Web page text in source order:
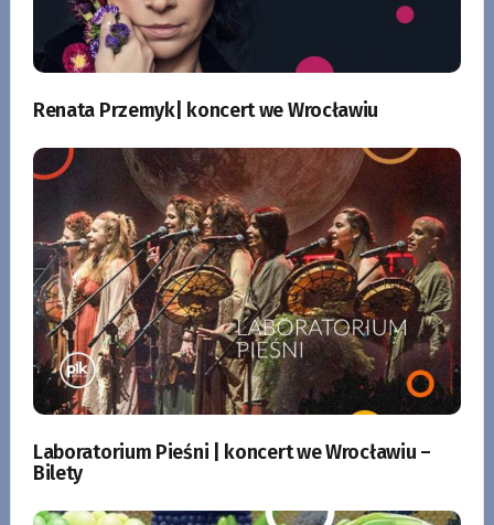
Renata Przemyk| koncert we Wrocławiu
Laboratorium Pieśni | koncert we Wrocławiu –
Bilety